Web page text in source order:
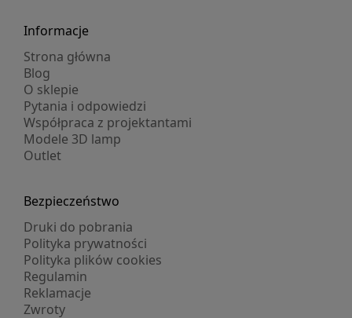
Informacje
Strona główna
Blog
O sklepie
Pytania i odpowiedzi
Współpraca z projektantami
Modele 3D lamp
Outlet
Bezpieczeństwo
Druki do pobrania
Polityka prywatności
Polityka plików cookies
Regulamin
Reklamacje
Zwroty